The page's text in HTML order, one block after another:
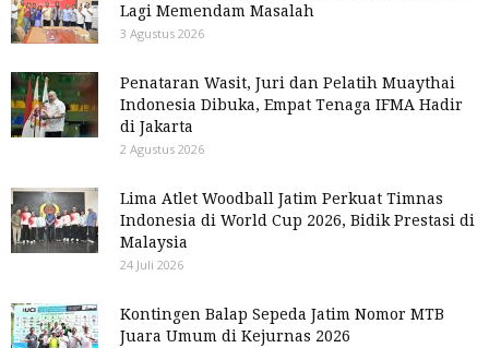
Lagi Memendam Masalah
3 Agustus 2026
Penataran Wasit, Juri dan Pelatih Muaythai
Indonesia Dibuka, Empat Tenaga IFMA Hadir
di Jakarta
2 Agustus 2026
Lima Atlet Woodball Jatim Perkuat Timnas
Indonesia di World Cup 2026, Bidik Prestasi di
Malaysia
24 Juli 2026
Kontingen Balap Sepeda Jatim Nomor MTB
Juara Umum di Kejurnas 2026